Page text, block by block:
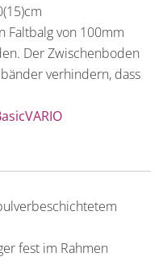
Faltbalg von 100mm
Der Zwischenboden
verhindern, dass
fest im Rahmen